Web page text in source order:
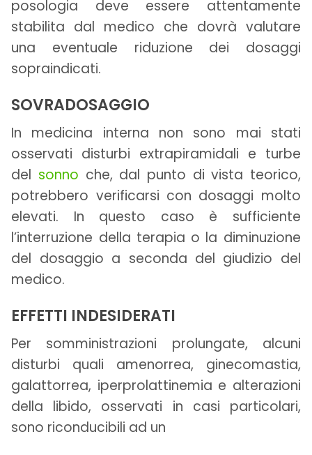
posologia deve essere attentamente
stabilita dal medico che dovrà valutare
una eventuale riduzione dei dosaggi
sopraindicati.
SOVRADOSAGGIO
In medicina interna non sono mai stati
osservati disturbi extrapiramidali e turbe
del sonno che, dal punto di vista teorico,
potrebbero verificarsi con dosaggi molto
elevati. In questo caso è sufficiente
l’interruzione della terapia o la diminuzione
del dosaggio a seconda del giudizio del
medico.
EFFETTI INDESIDERATI
Per somministrazioni prolungate, alcuni
disturbi quali amenorrea, ginecomastia,
galattorrea, iperprolattinemia e alterazioni
della libido, osservati in casi particolari,
sono riconducibili ad un